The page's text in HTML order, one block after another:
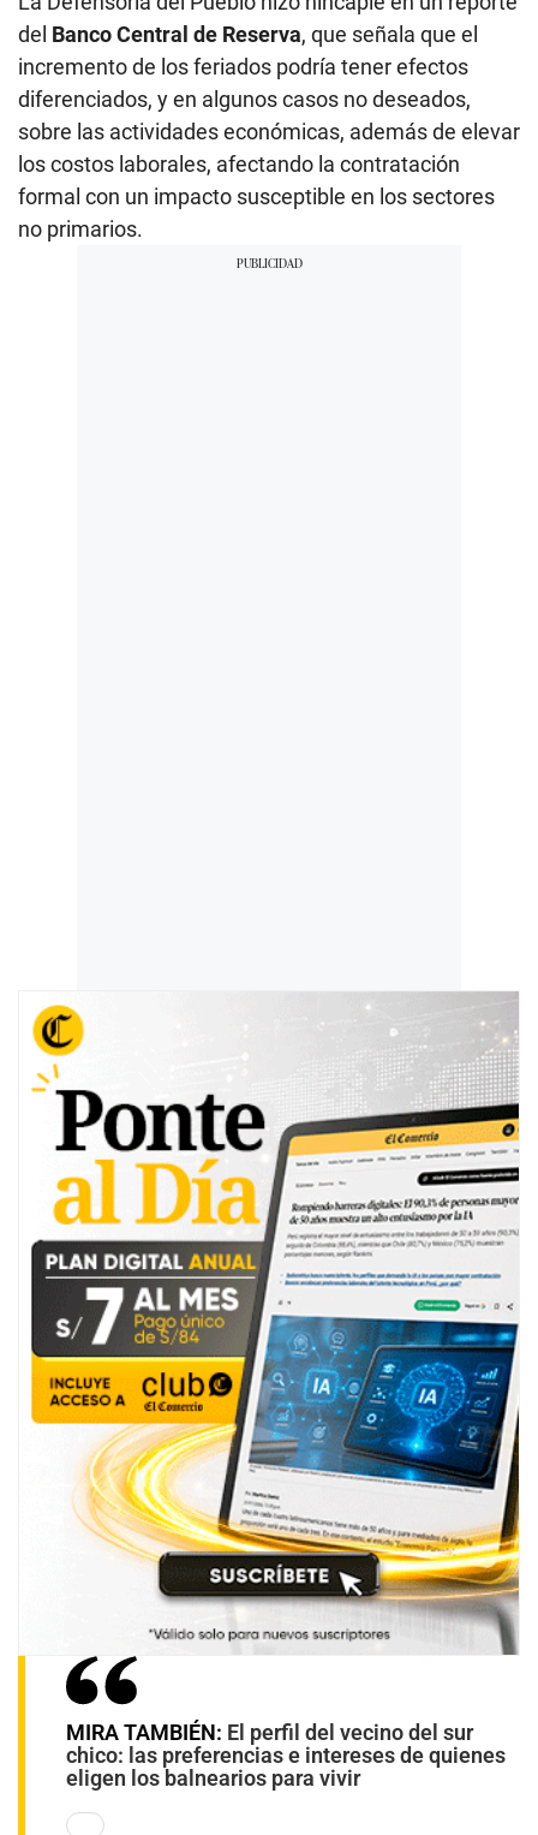
del Banco Central de Reserva, que señala que el
incremento de los feriados podría tener efectos
diferenciados, y en algunos casos no deseados,
sobre las actividades económicas, además de elevar
los costos laborales, afectando la contratación
formal con un impacto susceptible en los sectores
no primarios.
MIRA TAMBIÉN: El perfil del vecino del sur
chico: las preferencias e intereses de quienes
eligen los balnearios para vivir